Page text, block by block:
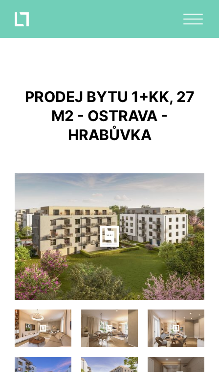
PRODEJ BYTU 1+KK, 27
M2 - OSTRAVA -
HRABŮVKA